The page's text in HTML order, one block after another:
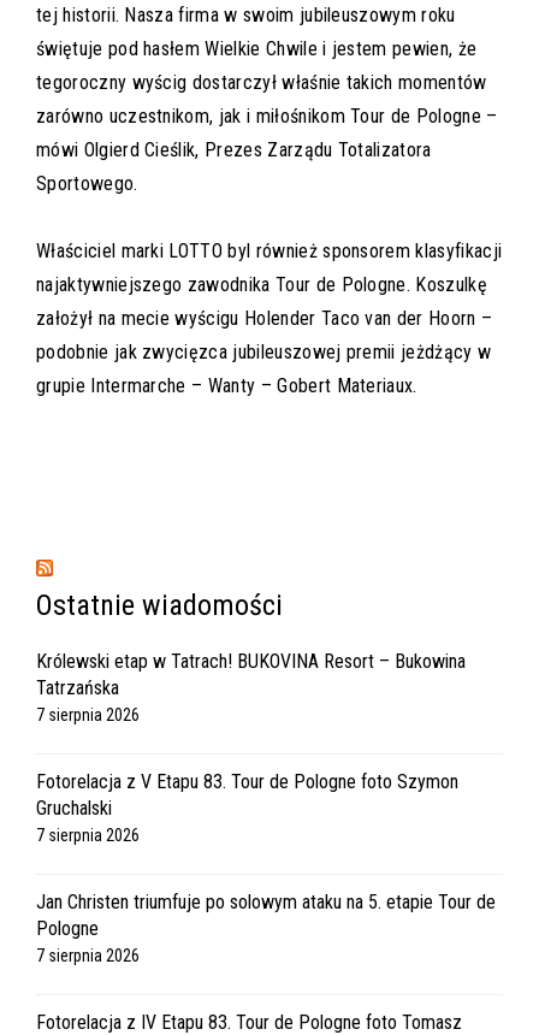
tej historii. Nasza firma w swoim jubileuszowym roku
świętuje pod hasłem Wielkie Chwile i jestem pewien, że
tegoroczny wyścig dostarczył właśnie takich momentów
zarówno uczestnikom, jak i miłośnikom Tour de Pologne –
mówi Olgierd Cieślik, Prezes Zarządu Totalizatora
Sportowego.
Właściciel marki LOTTO byl również sponsorem klasyfikacji
najaktywniejszego zawodnika Tour de Pologne. Koszulkę
założył na mecie wyścigu Holender Taco van der Hoorn –
podobnie jak zwycięzca jubileuszowej premii jeżdżący w
grupie Intermarche – Wanty – Gobert Materiaux.
Ostatnie wiadomości
Królewski etap w Tatrach! BUKOVINA Resort – Bukowina
Tatrzańska
7 sierpnia 2026
Fotorelacja z V Etapu 83. Tour de Pologne foto Szymon
Gruchalski
7 sierpnia 2026
Jan Christen triumfuje po solowym ataku na 5. etapie Tour de
Pologne
7 sierpnia 2026
Fotorelacja z IV Etapu 83. Tour de Pologne foto Tomasz